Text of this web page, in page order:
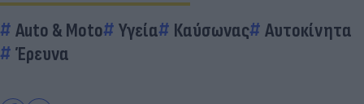
Auto & Moto Υγεία Καύσωνας
Αυτοκίνητα
Έρευνα